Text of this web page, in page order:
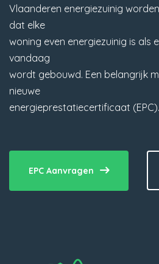
Vlaanderen energiezuinig
dat elke
woning even energiezuinig is als
vandaag
wordt gebouwd. Een belangrijk
nieuwe
energieprestatiecertificaat (EPC).
EPC Aanvragen